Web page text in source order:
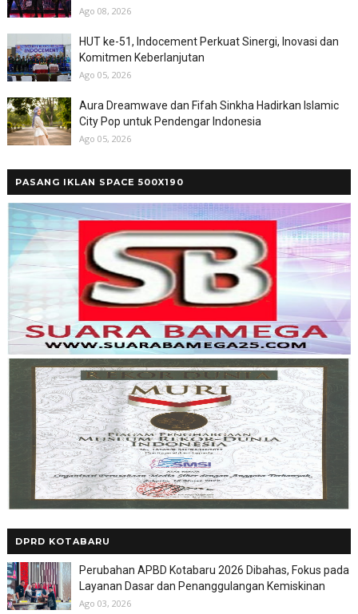
Ago 08, 2026
HUT ke-51, Indocement Perkuat Sinergi, Inovasi dan
Komitmen Keberlanjutan
Ago 05, 2026
Aura Dreamwave dan Fifah Sinkha Hadirkan Islamic
City Pop untuk Pendengar Indonesia
Ago 05, 2026
PASANG IKLAN SPACE 500X190
DPRD KOTABARU
Perubahan APBD Kotabaru 2026 Dibahas, Fokus pada
Layanan Dasar dan Penanggulangan Kemiskinan
Ago 03, 2026